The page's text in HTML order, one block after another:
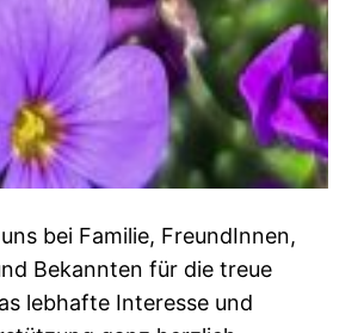
bei Familie, FreundInnen,
Bekannten für die treue
lebhafte Interesse und